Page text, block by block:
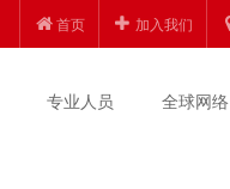
首页 加入我们
专业人员 全球网络